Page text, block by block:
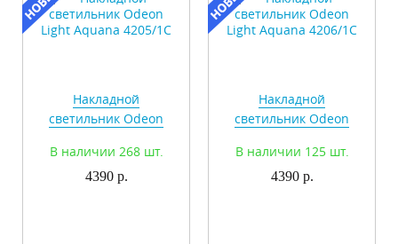
Накладной
светильник Odeon
В наличии 268 шт.
4390 р.
Накладной
светильник Odeon
В наличии 125 шт.
4390 р.